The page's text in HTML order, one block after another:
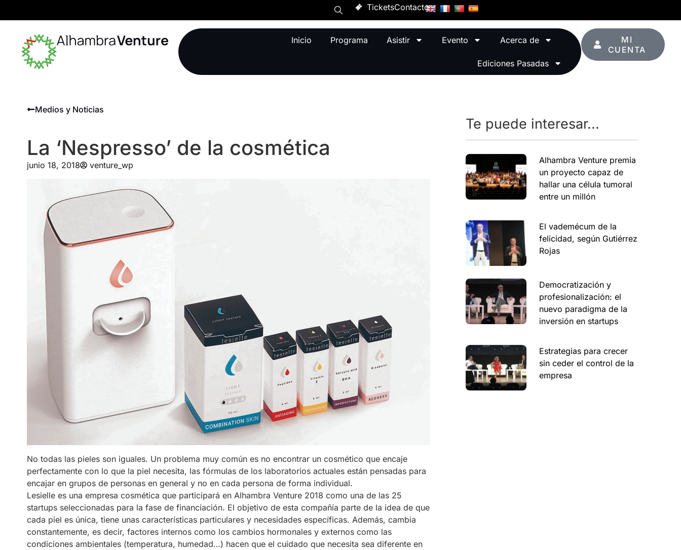
TicketsContacto
Inicio Programa Asistir Evento Acerca de
Ediciones Pasadas
MI
CUENTA
Medios y Noticias
La ‘Nespresso’ de la cosmética
junio 18, 2018 venture_wp
No todas las pieles son iguales. Un problema muy común es no encontrar un cosmético que encaje
perfectamente con lo que la piel necesita, las fórmulas de los laboratorios actuales están pensadas para
encajar en grupos de personas en general y no en cada persona de forma individual.
Lesielle es una empresa cosmética que participará en Alhambra Venture 2018 como una de las 25
startups seleccionadas para la fase de financiación. El objetivo de esta compañía parte de la idea de que
cada piel es única, tiene unas características particulares y necesidades específicas. Además, cambia
constantemente, es decir, factores internos como los cambios hormonales y externos como las
condiciones ambientales (temperatura, humedad…) hacen que el cuidado que necesita sea diferente en
Te puede interesar...
Alhambra Venture premia
un proyecto capaz de
hallar una célula tumoral
entre un millón
El vademécum de la
felicidad, según Gutiérrez
Rojas
Democratización y
profesionalización: el
nuevo paradigma de la
inversión en startups
Estrategias para crecer
sin ceder el control de la
empresa